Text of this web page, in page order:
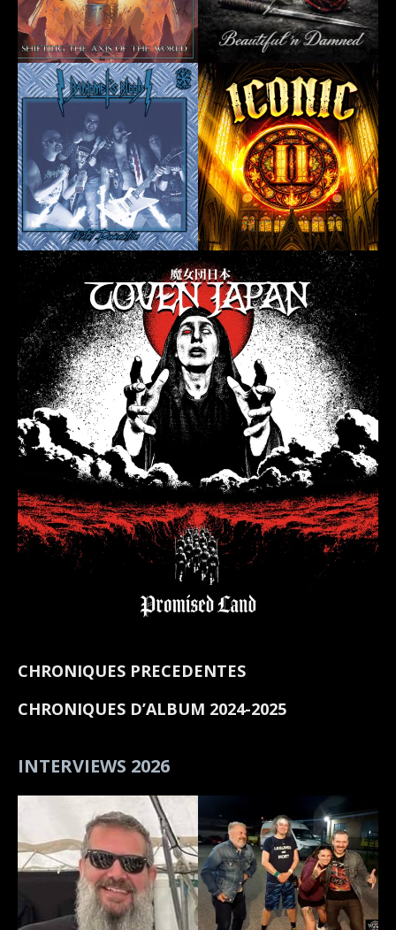
CHRONIQUES PRECEDENTES
CHRONIQUES D’ALBUM 2024-2025
INTERVIEWS 2026